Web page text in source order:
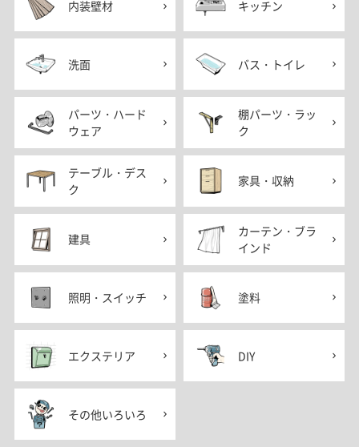
内装壁材 キッチン
洗面 バス・トイレ
パーツ・ハード
ウェア
棚パーツ・ラッ
ク
テーブル・デス
ク
家具・収納
建具
カーテン・ブラ
インド
照明・スイッチ 塗料
エクステリア DIY
その他いろいろ